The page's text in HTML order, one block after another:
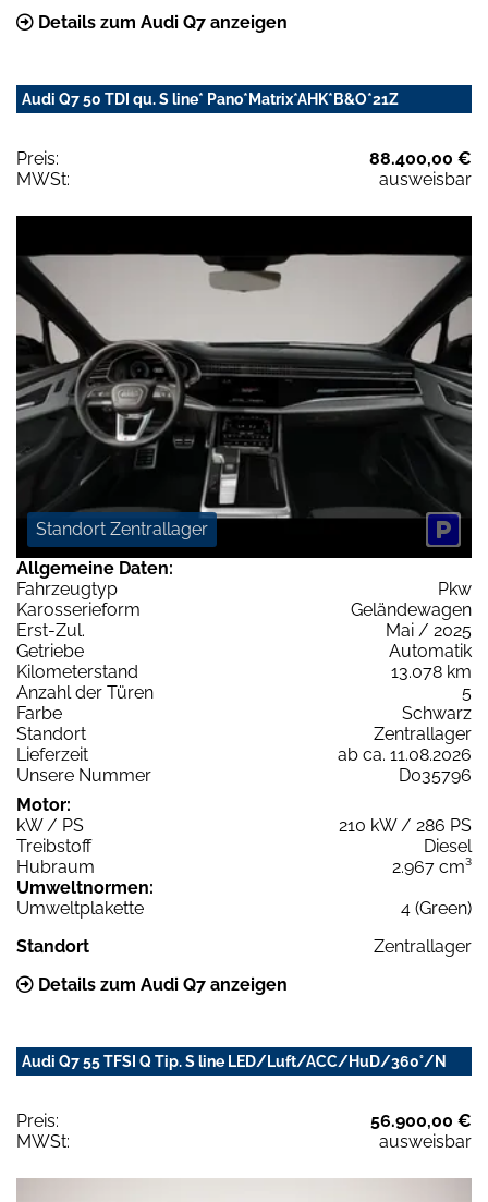
Details zum Audi Q7 anzeigen
Audi Q7 50 TDI qu. S line* Pano*Matrix*AHK*B&O*21Z
Preis:
88.400,00 €
MWSt:
ausweisbar
Standort Zentrallager
Allgemeine Daten:
Fahrzeugtyp
Pkw
Karosserieform
Geländewagen
Erst-Zul.
Mai / 2025
Getriebe
Automatik
Kilometerstand
13.078 km
Anzahl der Türen
5
Farbe
Schwarz
Standort
Zentrallager
Lieferzeit
ab ca. 11.08.2026
Unsere Nummer
D035796
Motor:
kW / PS
210 kW / 286 PS
Treibstoff
Diesel
Hubraum
2.967 cm³
Umweltnormen:
Umweltplakette
4 (Green)
Standort
Zentrallager
Details zum Audi Q7 anzeigen
Audi Q7 55 TFSI Q Tip. S line LED/Luft/ACC/HuD/360°/N
Preis:
56.900,00 €
MWSt:
ausweisbar